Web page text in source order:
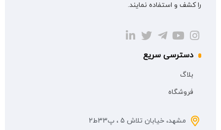
را کشف و استفاده نمایند.
دسترسی سریع
بلاگ
فروشگاه
مشهد، خیابان تلاش 5 ، پ33ط2